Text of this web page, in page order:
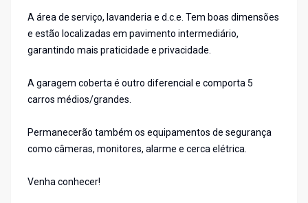
A área de serviço, lavanderia e d.c.e. Tem boas dimensões
e estão localizadas em pavimento intermediário,
garantindo mais praticidade e privacidade.
A garagem coberta é outro diferencial e comporta 5
carros médios/grandes.
Permanecerão também os equipamentos de segurança
como câmeras, monitores, alarme e cerca elétrica.
Venha conhecer!